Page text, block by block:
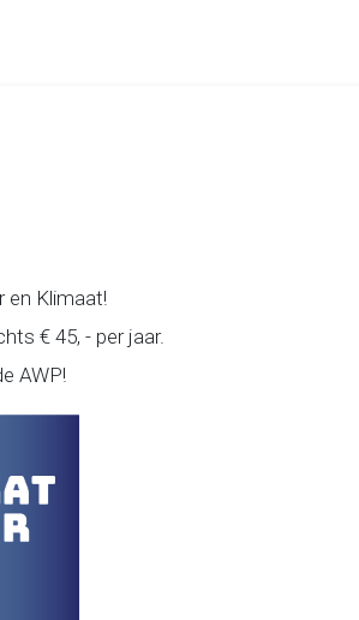
en Klimaat!
€ 45, - per jaar.
AWP!